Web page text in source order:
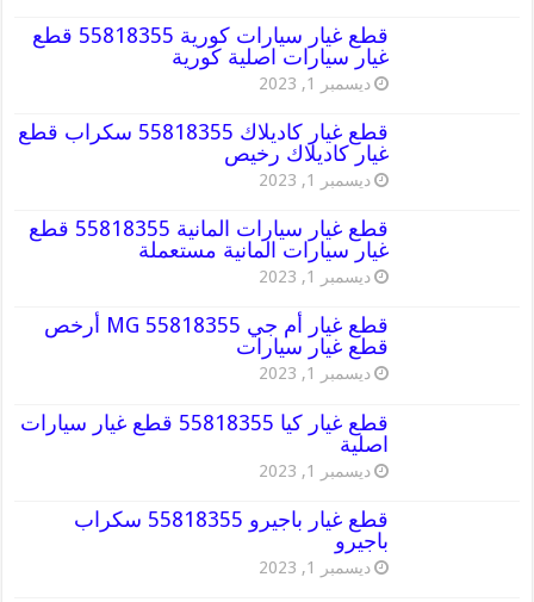
قطع غيار سيارات كورية 55818355 قطع
غيار سيارات اصلية كورية
ديسمبر 1, 2023
قطع غيار كاديلاك 55818355 سكراب قطع
غيار كاديلاك رخيص
ديسمبر 1, 2023
قطع غيار سيارات المانية 55818355 قطع
غيار سيارات المانية مستعملة
ديسمبر 1, 2023
قطع غيار أم جي MG 55818355 أرخص
قطع غيار سيارات
ديسمبر 1, 2023
قطع غيار كيا 55818355 قطع غيار سيارات
اصلية
ديسمبر 1, 2023
قطع غيار باجيرو 55818355 سكراب
باجيرو
ديسمبر 1, 2023